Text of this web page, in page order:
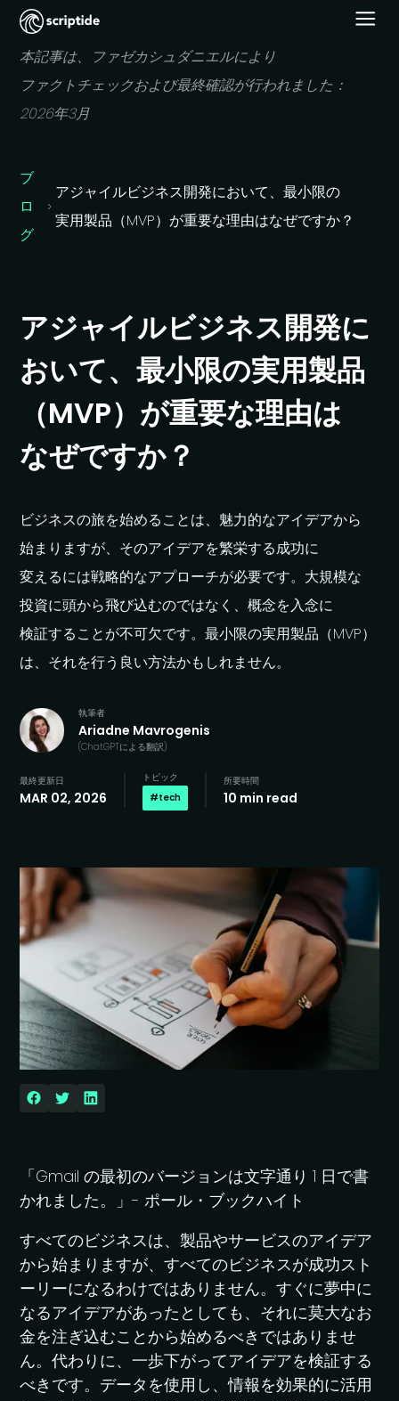
本記事は、 ファゼカシュダニエルにより
ファクトチェックおよび最終確認が行われました：
2026年3月
ブ
ロ
グ
アジャイルビジネス開発において、最小限の
実用製品 （MVP）が重要な理由はなぜですか？
アジャイルビジネス開発に
おいて、最小限の実用製品
（MVP）が重要な理由は
なぜですか？
ビジネスの旅を始めることは、魅力的なアイデアから
始まりますが、 そのアイデアを繁栄する成功に
変えるには戦略的なアプローチが必要です。 大規模な
投資に頭から飛び込むのではなく、概念を入念に
検証することが不可欠です。最小限の実用製品 （MVP）
は、 それを行う 良い方法かもしれません。
執筆者
Ariadne Mavrogenis
(ChatGPTによる翻訳)
最終更新日
MAR 02, 2026
トピック
#tech
所要時間
10 min read
「Gmail の最初のバージョンは文字通り 1 日で書
かれました。」- ポール・ブックハイト
すべてのビジネスは、製品やサービスのアイデア
から始まりますが、すべてのビジネスが成功スト
ーリーになるわけではありません。すぐに夢中に
なるアイデアがあったとしても、それに莫大なお
金を注ぎ込むことから始めるべきではありませ
ん。代わりに、一歩下がってアイデアを検証する
べきです。データを使用し、情報を効果的に活用